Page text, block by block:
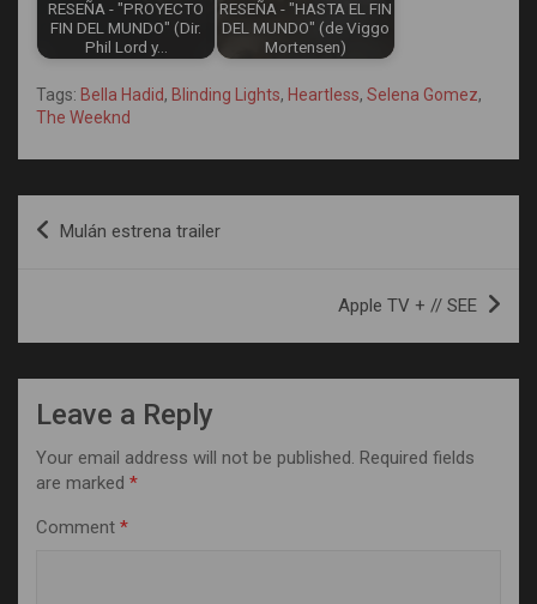
RESEÑA - "PROYECTO
FIN DEL MUNDO" (Dir.
Phil Lord y…
RESEÑA - "HASTA EL FIN
DEL MUNDO" (de Viggo
Mortensen)
Tags: Bella Hadid, Blinding Lights, Heartless, Selena Gomez,
The Weeknd
Post
Mulán estrena trailer
Apple TV + // SEE
Leave a Reply
Your email address will not be published. Required fields
are marked *
Comment *